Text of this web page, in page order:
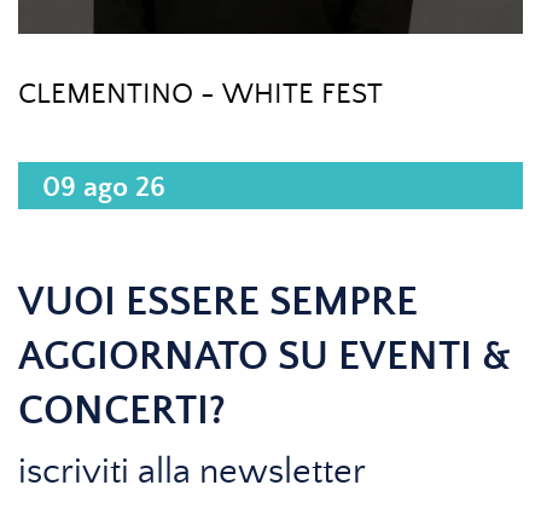
CLEMENTINO - WHITE FEST
09 ago 26
VUOI ESSERE SEMPRE
AGGIORNATO SU EVENTI &
CONCERTI?
iscriviti alla newsletter